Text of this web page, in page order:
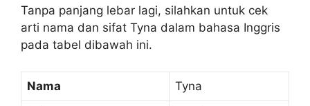
Tanpa panjang lebar lagi, silahkan untuk cek
arti nama dan sifat Tyna dalam bahasa Inggris
pada tabel dibawah ini.
Nama Tyna